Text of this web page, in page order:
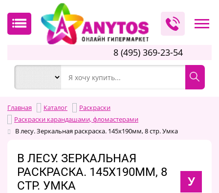
8 (495) 369-23-54
Главная Каталог
Раскраски
Раскраски карандашами, фломастерами
В лесу. Зеркальная раскраска. 145х190мм, 8 стр. Умка
В ЛЕСУ. ЗЕРКАЛЬНАЯ
РАСКРАСКА. 145Х190ММ, 8
СТР. УМКА
У